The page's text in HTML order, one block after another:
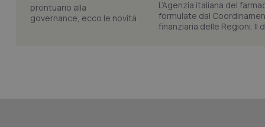
L’Agenzia italiana del
formulate dal
finanziaria delle Regioni. Il
tracking-sites-